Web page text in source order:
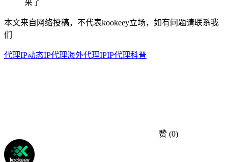
本文来自网络投稿，不代表kookeey立场，如有问题请联系我
们
代理IP动态IP代理海外代理IPIP代理科普
赞 (0)